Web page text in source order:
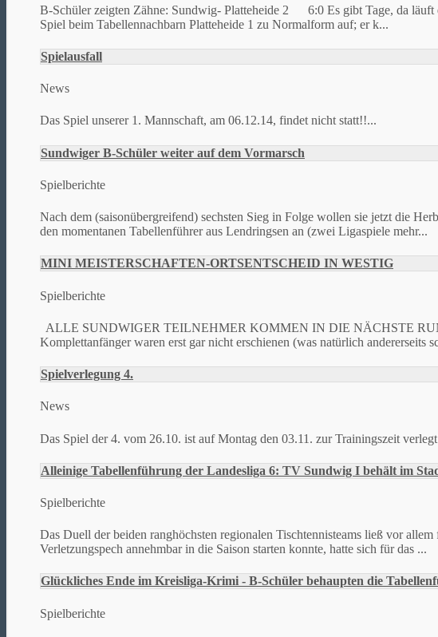
B-Schüler zeigten Zähne: Sundwig- Platteheide 2 6:0 Es gibt Tage, da läuft
Spiel beim Tabellennachbarn Platteheide 1 zu Normalform auf; er k...
Spielausfall
News
Das Spiel unserer 1. Mannschaft, am 06.12.14, findet nicht statt!!...
Sundwiger B-Schüler weiter auf dem Vormarsch
Spielberichte
Nach dem (saisonübergreifend) sechsten Sieg in Folge wollen sie jetzt die
den momentanen Tabellenführer aus Lendringsen an (zwei Ligaspiele mehr...
MINI MEISTERSCHAFTEN-ORTSENTSCHEID IN WESTIG
Spielberichte
ALLE SUNDWIGER TEILNEHMER KOMMEN IN DIE NÄCHSTE
Komplettanfänger waren erst gar nicht erschienen (was natürlich andererseits
Spielverlegung 4.
News
Das Spiel der 4. vom 26.10. ist auf Montag den 03.11. zur Trainingszeit
Alleinige Tabellenführung der Landesliga 6: TV Sundwig I behält im
Spielberichte
Das Duell der beiden ranghöchsten regionalen Tischtennisteams ließ vor
Verletzungspech annehmbar in die Saison starten konnte, hatte sich für das ...
Glückliches Ende im Kreisliga-Krimi - B-Schüler behaupten die
Spielberichte